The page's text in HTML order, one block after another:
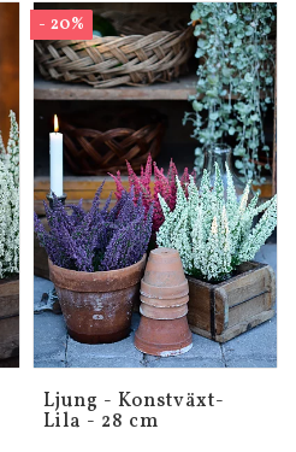
- 20%
Ljung - Konstväxt-
Lila - 28 cm